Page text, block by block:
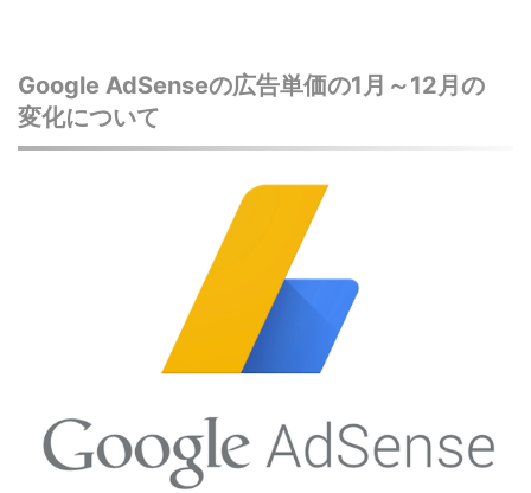
Google AdSenseの広告単価の1月～12月の
変化について